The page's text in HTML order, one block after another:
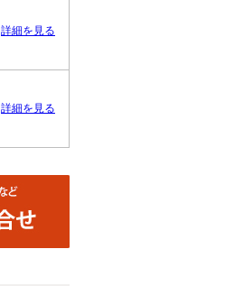
詳細を見る
詳細を見る